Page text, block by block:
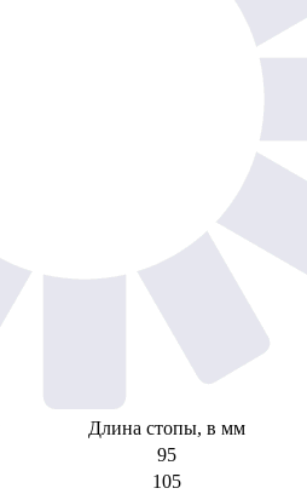
Длина стопы, в мм
95
105